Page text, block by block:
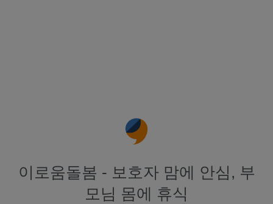
이로움돌봄 - 보호자 맘에 안심, 부
모님 몸에 휴식